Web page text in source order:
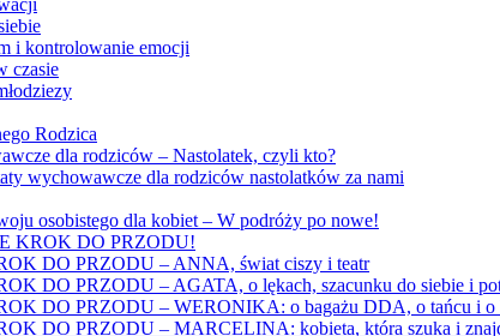
i kontrolowanie emocji
czasie
Rodzica
dla rodziców – Nastolatek, czyli kto?
wychowawcze dla rodziców nastolatków za nami
osobistego dla kobiet – W podróży po nowe!
KROK DO PRZODU!
DO PRZODU – ANNA, świat ciszy i teatr
DO PRZODU – AGATA, o lękach, szacunku do siebie i
DO PRZODU – WERONIKA: o bagażu DDA, o tańcu i o
DO PRZODU – MARCELINA: kobieta, która szuka i